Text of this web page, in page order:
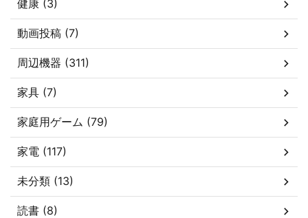
健康 (3)
動画投稿 (7)
周辺機器 (311)
家具 (7)
家庭用ゲーム (79)
家電 (117)
未分類 (13)
読書 (8)